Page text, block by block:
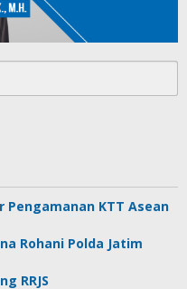
Pengamanan KTT Asean
Rohani Polda Jatim
RRJS